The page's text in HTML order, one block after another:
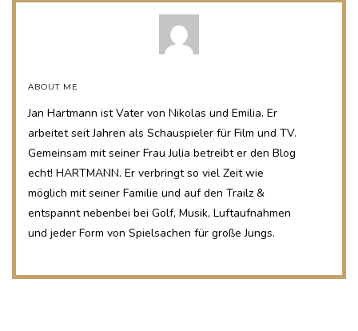
ABOUT ME
Jan Hartmann ist Vater von Nikolas und Emilia. Er
arbeitet seit Jahren als Schauspieler für Film und TV.
Gemeinsam mit seiner Frau Julia betreibt er den Blog
echt! HARTMANN. Er verbringt so viel Zeit wie
möglich mit seiner Familie und auf den Trailz &
entspannt nebenbei bei Golf, Musik, Luftaufnahmen
und jeder Form von Spielsachen für große Jungs.